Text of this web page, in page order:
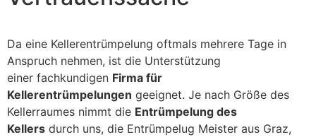
Da eine Kellerentrümpelung oftmals mehrere Tage in
Anspruch nehmen, ist die Unterstützung
einer fachkundigen Firma für
Kellerentrümpelungen geeignet. Je nach Größe des
Kellerraumes nimmt die Entrümpelung des
Kellers durch uns, die Entrümpelug Meister aus Graz,